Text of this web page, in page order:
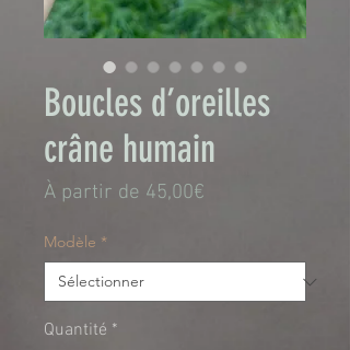
Boucles d’oreilles
crâne humain
À partir de 45,00€
Modèle *
Quantité *